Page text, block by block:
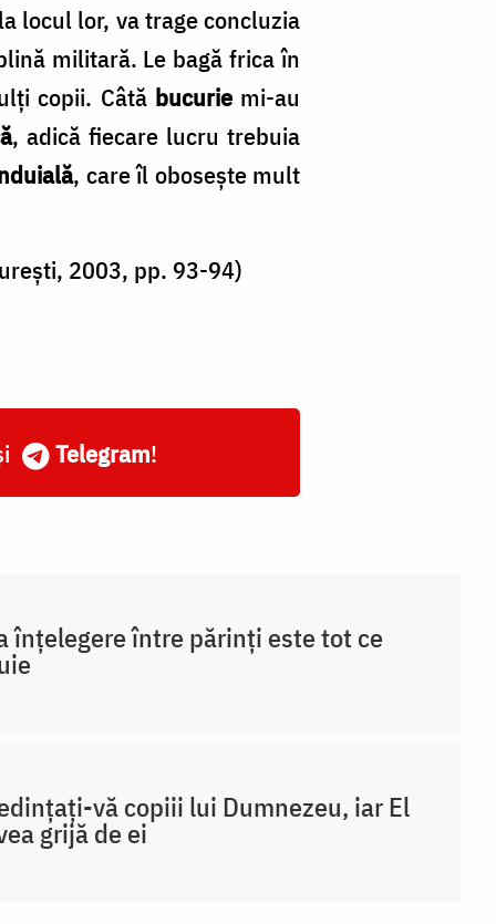
locul lor, va trage concluzia
militară. Le bagă frica în
copii. Câtă bucuriemi-au
, adică fiecare lucru trebuia
, care îl oboseşte mult
2003, pp. 93-94)
Telegram!
înțelegere între părinți este tot ce
vă copiii lui Dumnezeu, iar El
grijă de ei